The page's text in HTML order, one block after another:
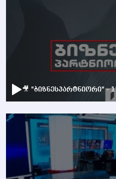
🎥 "ბიზნესპარტნიორი" -